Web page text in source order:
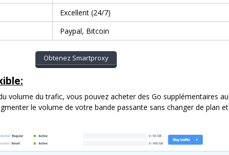
Excellent (24/7)
Paypal, Bitcoin
Obtenez Smartproxy
volume du trafic, vous pouvez acheter des Go supplémentaires au
le volume de votre bande passante sans changer de plan et